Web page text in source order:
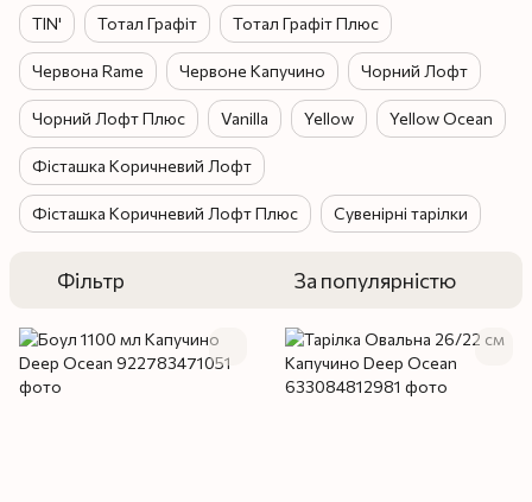
TIN' Тотал Графіт Тотал Графіт Плюс
Червона Rame Червоне Капучино Чорний Лофт
Чорний Лофт Плюс Vanilla Yellow Yellow Ocean
Фісташка Коричневий Лофт
Фісташка Коричневий Лофт Плюс Сувенірні тарілки
Фільтр За популярністю